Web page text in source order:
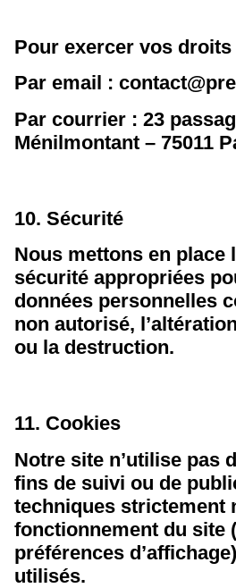
Pour exercer vos droits
Par email :
Par courrier : 23
Ménilmontant – 75011
10. Sécurité
Nous mettons en place
sécurité appropriées
données personnelles
non autorisé,
ou la destruction.
11. Cookies
Notre site n’utilise pas
fins de suivi ou de
techniques strictement
fonctionnement du site
préférences
utilisés.